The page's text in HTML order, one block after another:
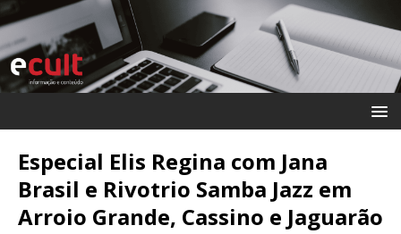
Especial Elis Regina com Jana
Brasil e Rivotrio Samba Jazz em
Arroio Grande, Cassino e Jaguarão